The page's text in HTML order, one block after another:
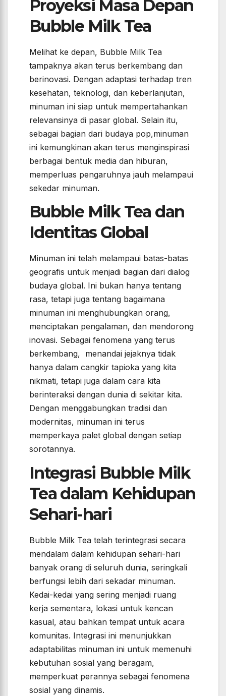
Proyeksi Masa Depan
Bubble Milk Tea
Melihat ke depan, Bubble Milk Tea
tampaknya akan terus berkembang dan
berinovasi. Dengan adaptasi terhadap tren
kesehatan, teknologi, dan keberlanjutan,
minuman ini siap untuk mempertahankan
relevansinya di pasar global. Selain itu,
sebagai bagian dari budaya pop,minuman
ini kemungkinan akan terus menginspirasi
berbagai bentuk media dan hiburan,
memperluas pengaruhnya jauh melampaui
sekedar minuman.
Bubble Milk Tea dan
Identitas Global
Minuman ini telah melampaui batas-batas
geografis untuk menjadi bagian dari dialog
budaya global. Ini bukan hanya tentang
rasa, tetapi juga tentang bagaimana
minuman ini menghubungkan orang,
menciptakan pengalaman, dan mendorong
inovasi. Sebagai fenomena yang terus
berkembang, menandai jejaknya tidak
hanya dalam cangkir tapioka yang kita
nikmati, tetapi juga dalam cara kita
berinteraksi dengan dunia di sekitar kita.
Dengan menggabungkan tradisi dan
modernitas, minuman ini terus
memperkaya palet global dengan setiap
sorotannya.
Integrasi Bubble Milk
Tea dalam Kehidupan
Sehari-hari
Bubble Milk Tea telah terintegrasi secara
mendalam dalam kehidupan sehari-hari
banyak orang di seluruh dunia, seringkali
berfungsi lebih dari sekadar minuman.
Kedai-kedai yang sering menjadi ruang
kerja sementara, lokasi untuk kencan
kasual, atau bahkan tempat untuk acara
komunitas. Integrasi ini menunjukkan
adaptabilitas minuman ini untuk memenuhi
kebutuhan sosial yang beragam,
memperkuat perannya sebagai fenomena
sosial yang dinamis.